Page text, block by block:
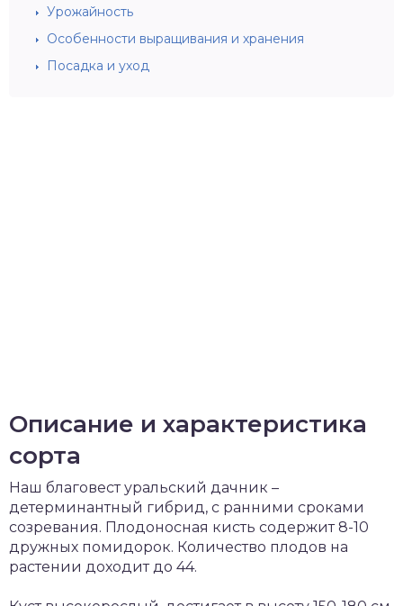
Урожайность
Особенности выращивания и хранения
Посадка и уход
Описание и характеристика
сорта
Наш благовест уральский дачник –
детерминантный гибрид, с ранними сроками
созревания. Плодоносная кисть содержит 8-10
дружных помидорок. Количество плодов на
растении доходит до 44.